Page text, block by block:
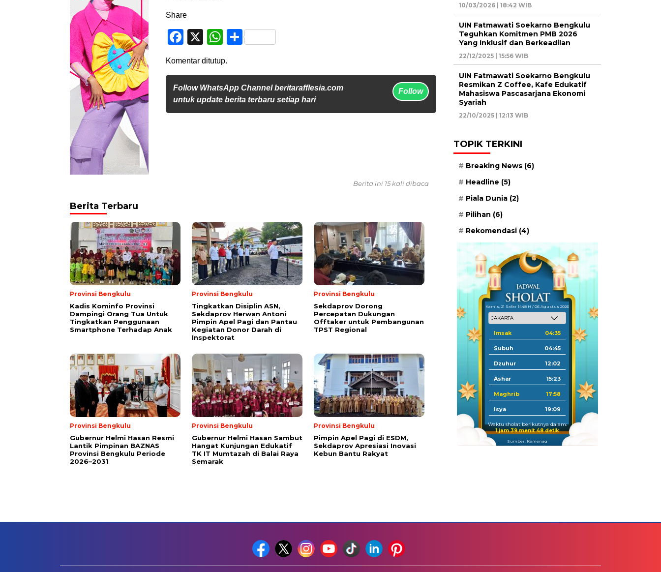
Share
Facebook
X WhatsApp
Share
Komentar ditutup.
Follow WhatsApp Channel beritarafflesia.com
untuk update berita terbaru setiap hari
Follow
Berita ini 15 kali dibaca
Berita Terbaru
Provinsi Bengkulu
Kadis Kominfo Provinsi
Dampingi Orang Tua Untuk
Tingkatkan Penggunaan
Smartphone Terhadap Anak
Provinsi Bengkulu
Tingkatkan Disiplin ASN,
Sekdaprov Herwan Antoni
Pimpin Apel Pagi dan Pantau
Kegiatan Donor Darah di
Inspektorat
Provinsi Bengkulu
Sekdaprov Dorong
Percepatan Dukungan
Offtaker untuk Pembangunan
TPST Regional
Provinsi Bengkulu
Gubernur Helmi Hasan Resmi
Lantik Pimpinan BAZNAS
Provinsi Bengkulu Periode
2026–2031
Provinsi Bengkulu
Gubernur Helmi Hasan Sambut
Hangat Kunjungan Edukatif
TK IT Mumtazah di Balai Raya
Semarak
Provinsi Bengkulu
Pimpin Apel Pagi di ESDM,
Sekdaprov Apresiasi Inovasi
Kebun Bantu Rakyat
10/03/2026 | 18:42 WIB
UIN Fatmawati Soekarno Bengkulu
Teguhkan Komitmen PMB 2026
Yang Inklusif dan Berkeadilan
22/12/2025 | 15:56 WIB
UIN Fatmawati Soekarno Bengkulu
Resmikan Z Coffee, Kafe Edukatif
Mahasiswa Pascasarjana Ekonomi
Syariah
22/10/2025 | 12:13 WIB
TOPIK TERKINI
Breaking News (6)
Headline (5)
Piala Dunia (2)
Pilihan (6)
Rekomendasi (4)
Kamis, 21 Safar 1448 H / 06 Agustus 2026
Imsak 04:35
Subuh 04:45
Dzuhur 12:02
Ashar 15:23
Maghrib 17:58
Isya 19:09
Waktu sholat berikutnya dalam:
1 jam 39 menit 47 detik
Sumber: Kemenag